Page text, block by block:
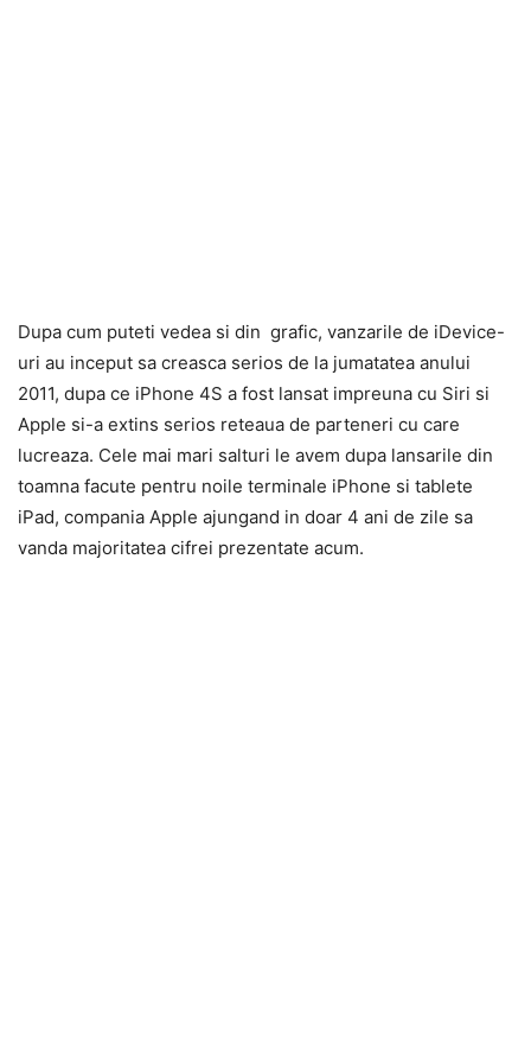
Dupa cum puteti vedea si din grafic, vanzarile de iDevice-
uri au inceput sa creasca serios de la jumatatea anului
2011, dupa ce iPhone 4S a fost lansat impreuna cu Siri si
Apple si-a extins serios reteaua de parteneri cu care
lucreaza. Cele mai mari salturi le avem dupa lansarile din
toamna facute pentru noile terminale iPhone si tablete
iPad, compania Apple ajungand in doar 4 ani de zile sa
vanda majoritatea cifrei prezentate acum.